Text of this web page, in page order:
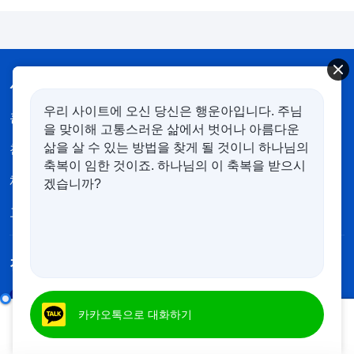
사이트 가이드
홈 책 동영상
찬양 낭송 복음 특집
체험간증
교회 소개
전능하신 하나님 교회 앱 다운로드
우리 사이트에 오신 당신은 행운아입니다. 주님
을 맞이해 고통스러운 삶에서 벗어나 아름다운
삶을 살 수 있는 방법을 찾게 될 것이니 하나님의
축복이 임한 것이죠. 하나님의 이 축복을 받으시
겠습니까?
카카오톡으로 대화하기